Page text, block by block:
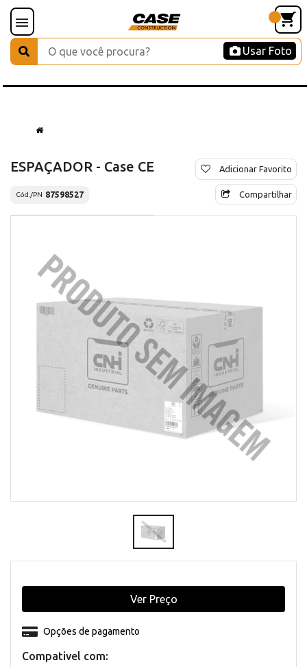
Usar Foto
ESPAÇADOR - Case CE
Cód./PN 87598527
Adicionar Favorito
Compartilhar
Compativel com:
Opções de pagamento
Ver Preço